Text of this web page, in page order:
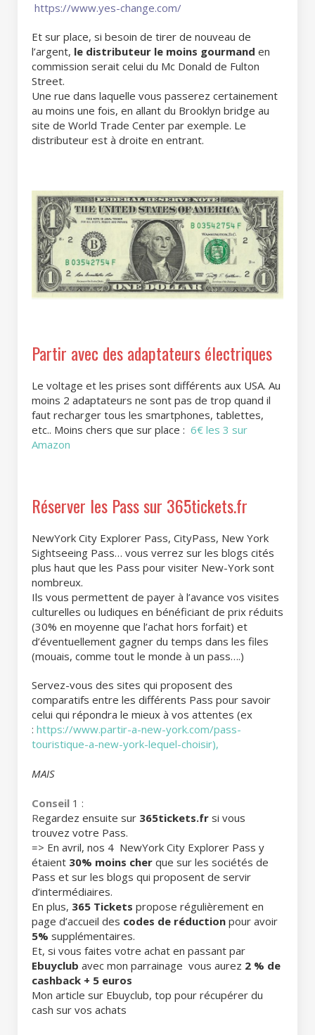
https://www.yes-change.com/
Et sur place, si besoin de tirer de nouveau de
l’argent, le distributeur le moins gourmand en
commission serait celui du Mc Donald de Fulton
Street.
Une rue dans laquelle vous passerez certainement
au moins une fois, en allant du Brooklyn bridge au
site de World Trade Center par exemple. Le
distributeur est à droite en entrant.
Partir avec des adaptateurs électriques
Le voltage et les prises sont différents aux USA. Au
moins 2 adaptateurs ne sont pas de trop quand il
faut recharger tous les smartphones, tablettes,
etc.. Moins chers que sur place : 6€ les 3 sur
Amazon
Réserver les Pass sur 365tickets.fr
NewYork City Explorer Pass, CityPass, New York
Sightseeing Pass… vous verrez sur les blogs cités
plus haut que les Pass pour visiter New-York sont
nombreux.
Ils vous permettent de payer à l’avance vos visites
culturelles ou ludiques en bénéficiant de prix réduits
(30% en moyenne que l’achat hors forfait) et
d’éventuellement gagner du temps dans les files
(mouais, comme tout le monde à un pass….)
Servez-vous des sites qui proposent des
comparatifs entre les différents Pass pour savoir
celui qui répondra le mieux à vos attentes (ex
: https://www.partir-a-new-york.com/pass-
touristique-a-new-york-lequel-choisir),
MAIS
Conseil 1 :
Regardez ensuite sur 365tickets.fr si vous
trouvez votre Pass.
=> En avril, nos 4 NewYork City Explorer Pass y
étaient 30% moins cher que sur les sociétés de
Pass et sur les blogs qui proposent de servir
d’intermédiaires.
En plus, 365 Tickets propose régulièrement en
page d’accueil des codes de réduction pour avoir
5% supplémentaires.
Et, si vous faites votre achat en passant par
Ebuyclub avec mon parrainage vous aurez 2 % de
cashback + 5 euros
Mon article sur Ebuyclub, top pour récupérer du
cash sur vos achats